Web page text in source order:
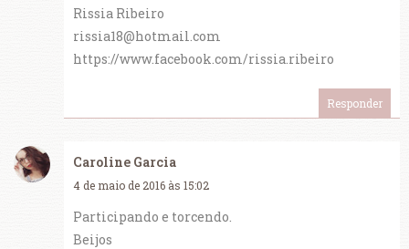
Rissia Ribeiro
rissia18@hotmail.com
https://www.facebook.com/rissia.ribeiro
Responder
Caroline Garcia
4 de maio de 2016 às 15:02
Participando e torcendo.
Beijos